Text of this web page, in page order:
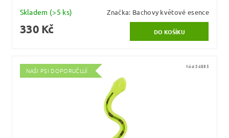
Skladem (>5 ks) Značka: Bachovy květové esence
330 Kč
NAŠI PSI DOPORUČUJÍ
Kód:34885